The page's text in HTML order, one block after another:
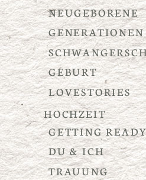
NEUGEBORENE
GENERATIONEN
GEBURT
LOVESTORIES
HOCHZEIT
GETTING
DU & ICH
TRAUUNG